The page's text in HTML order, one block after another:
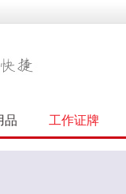
品 工作证牌